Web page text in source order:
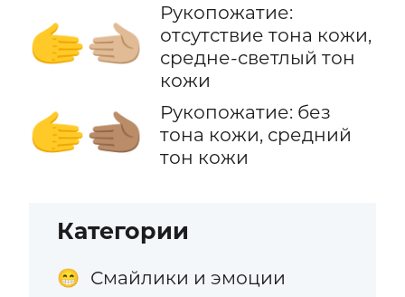
🫱‍🫲🏼
Рукопожатие:
отсутствие тона кожи,
средне-светлый тон
кожи
🫱‍🫲🏽
Рукопожатие: без
тона кожи, средний
тон кожи
Категории
😁 Смайлики и эмоции